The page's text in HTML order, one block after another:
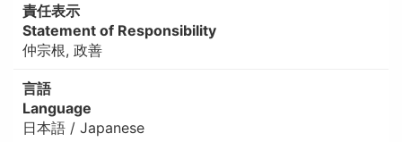
責任表示
Statement of Responsibility
仲宗根, 政善
言語
Language
日本語 / Japanese